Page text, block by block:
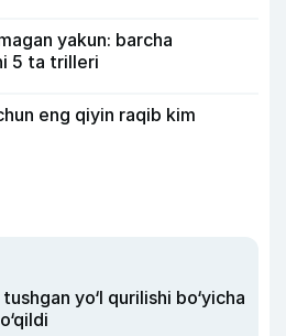
yakun: barcha
5 ta trilleri
eng qiyin raqib kim
yo‘l qurilishi bo‘yicha